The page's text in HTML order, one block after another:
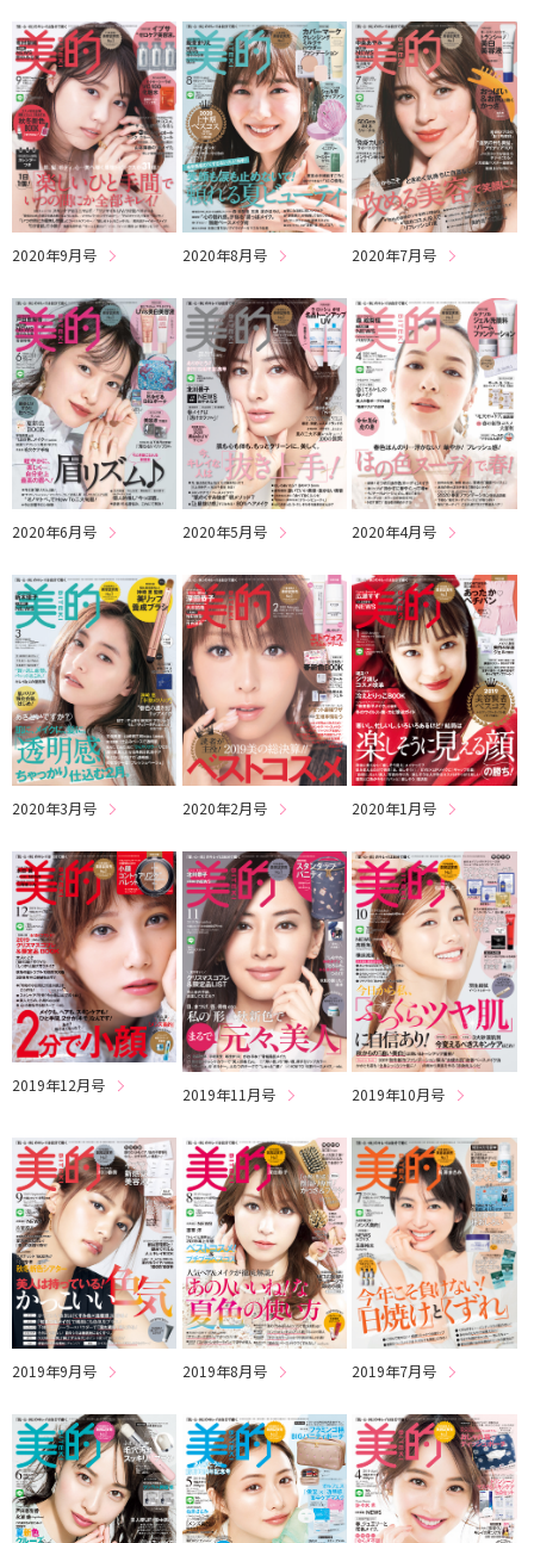
2020年9月号 2020年8月号 2020年7月号
2020年6月号 2020年5月号 2020年4月号
2020年3月号 2020年2月号 2020年1月号
2019年12月号 2019年11月号 2019年10月号
2019年9月号 2019年8月号 2019年7月号